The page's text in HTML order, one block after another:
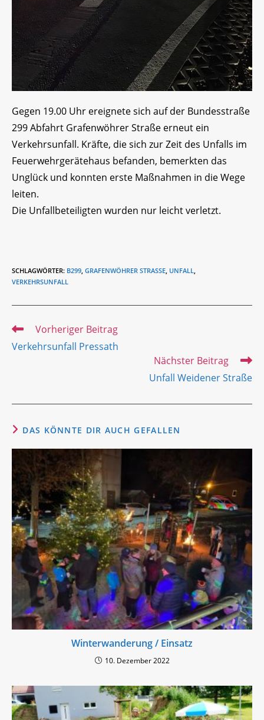
Gegen 19.00 Uhr ereignete sich auf der Bundesstraße
299 Abfahrt Grafenwöhrer Straße erneut ein
Verkehrsunfall. Kräfte, die sich zur Zeit des Unfalls im
Feuerwehrgerätehaus befanden, bemerkten das
Unglück und konnten erste Maßnahmen in die Wege
leiten.
Die Unfallbeteiligten wurden nur leicht verletzt.
SCHLAGWÖRTER: B299 GRAFENWÖHRER STRASSE UNFALL
VERKEHRSUNFALL
Weitere
ansehen
Vorheriger Beitrag
Verkehrsunfall Pressath
Nächster Beitrag
Unfall Weidener Straße
DAS KÖNNTE DIR AUCH GEFALLEN
Winterwanderung / Einsatz
10. Dezember 2022